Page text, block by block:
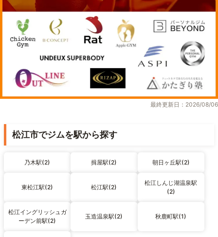
最終更新日：2026/08/06
松江市でジムを駅から探す
乃木駅(2) 揖屋駅(2) 朝日ヶ丘駅(2)
東松江駅(2) 松江駅(2)
松江しんじ湖温泉駅
(2)
松江イングリッシュガ
ーデン前駅(2)
玉造温泉駅(2) 秋鹿町駅(1)